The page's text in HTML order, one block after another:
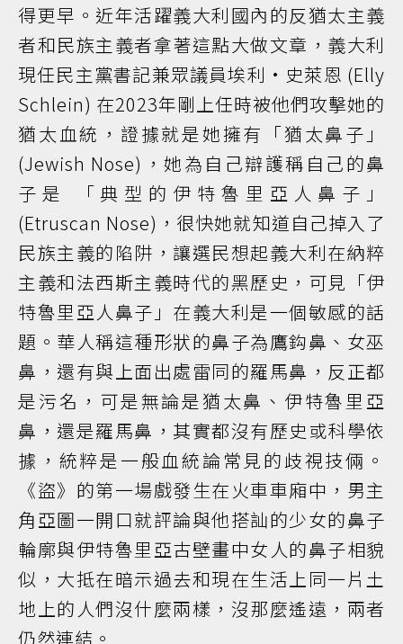
得更早。近年活躍義大利國內的反猶太主義
者和民族主義者拿著這點大做文章，義大利
現任民主黨書記兼眾議員埃利·史萊恩 (Elly
Schlein) 在2023年剛上任時被他們攻擊她的
猶太血統，證據就是她擁有「猶太鼻子」
(Jewish Nose)，她為自己辯護稱自己的鼻
子是 「典型的伊特魯里亞人鼻子」
(Etruscan Nose)，很快她就知道自己掉入了
民族主義的陷阱，讓選民想起義大利在納粹
主義和法西斯主義時代的黑歷史，可見「伊
特魯里亞人鼻子」在義大利是一個敏感的話
題。華人稱這種形狀的鼻子為鷹鈎鼻、女巫
鼻，還有與上面出處雷同的羅馬鼻，反正都
是污名，可是無論是猶太鼻、伊特魯里亞
鼻，還是羅馬鼻，其實都沒有歷史或科學依
據，統粹是一般血統論常見的歧視技倆。
《盜》的第一場戲發生在火車車廂中，男主
角亞圖一開口就評論與他搭訕的少女的鼻子
輪廓與伊特魯里亞古壁畫中女人的鼻子相貌
似，大抵在暗示過去和現在生活上同一片土
地上的人們沒什麼兩樣，沒那麼遙遠，兩者
仍然連結。